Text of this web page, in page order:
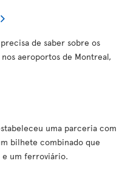
de saber sobre os
nos aeroportos de Montreal,
uma parceria com
bilhete combinado que
um ferroviário.